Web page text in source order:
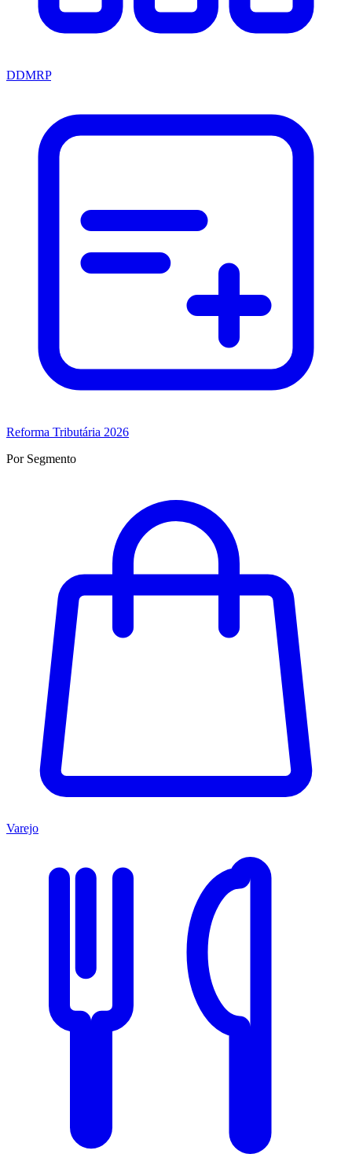
DDMRP
Reforma Tributária 2026
Por Segmento
Varejo